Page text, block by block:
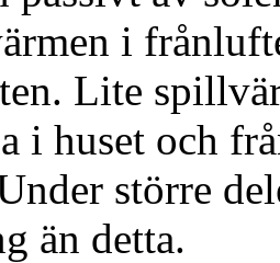
i
Lite
i huset och
större
än detta.